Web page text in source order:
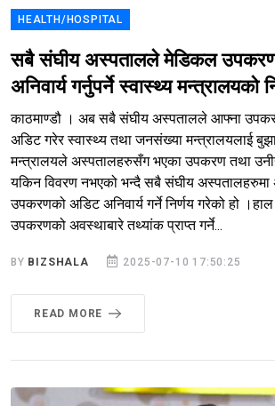
HEALTH/HOSPITAL
सबै संघीय अस्पतालले मेडिकल
अनिवार्य गर्नुपर्ने स्वास्थ्य मन्त्रालयको
काठमाण्डौ । अब सबै संघीय अस्पतालले आफ्ना
अडिट गरेर स्वास्थ्य तथा जनसंख्या मन्त्रालयलाई
मन्त्रालयले अस्पतालहरुसँग भएका उपकरण तथा
यकिन विवरण नभएको भन्दै सबै संघीय अस्पतालहरुमा
उपकरणको अडिट अनिवार्य गर्ने निर्णय गरेको हो
उपकरणको अवस्थाबारे तथ्यांक प्राप्त गर्ने...
BY BIZSHALA 2025-07-10 17:50:25
READ MORE